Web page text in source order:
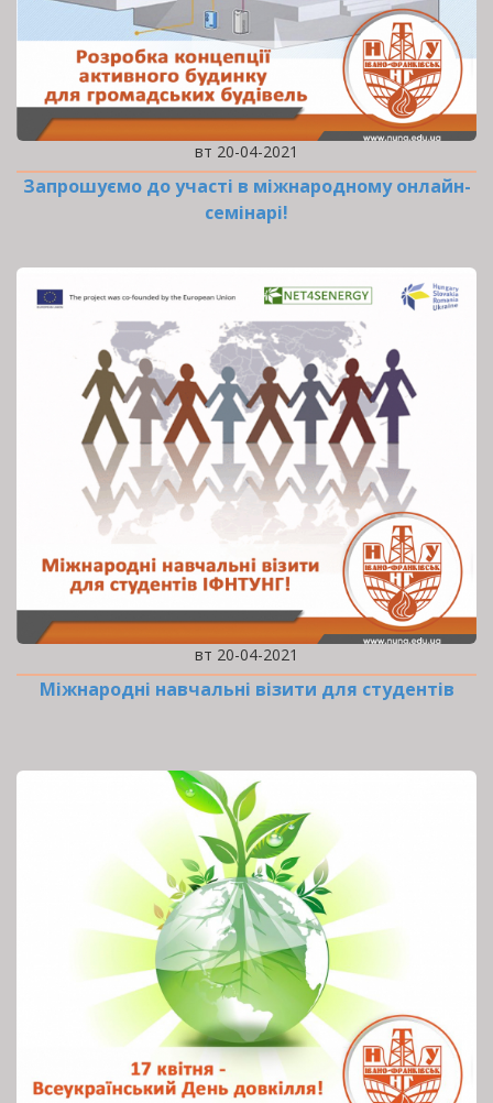
вт 20-04-2021
Запрошуємо до участі в міжнародному онлайн-
семінарі!
вт 20-04-2021
Міжнародні навчальні візити для студентів